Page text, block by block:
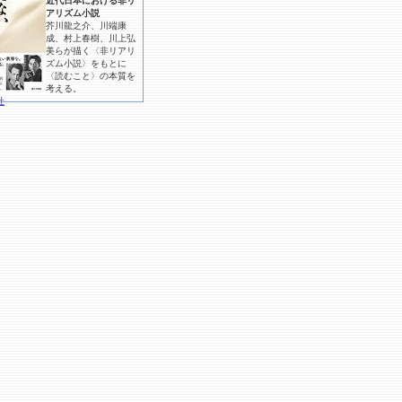
アリズム小説
芥川龍之介、川端康
成、村上春樹、川上弘
美らが描く〈非リアリ
ズム小説〉をもとに
〈読むこと〉の本質を
考える。